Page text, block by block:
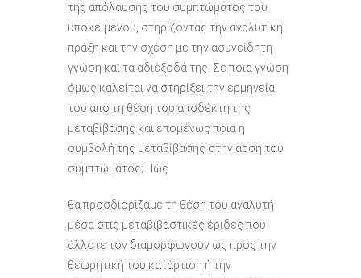
της απόλαυσης του συμπτώματος του
υποκειμένου, στηρίζοντας την αναλυτική
πράξη και την σχέση με την ασυνείδητη
γνώση και τα αδιέξοδά της. Σε ποια γνώση
όμως καλείται να στηρίξει την ερμηνεία
του από τη θέση του αποδέκτη της
μεταβίβασης και επομένως ποια η
συμβολή της μεταβίβασης στην άρση του
συμπτώματος; Πώς
θα προσδιορίζαμε τη θέση του αναλυτή
μέσα στις μεταβιβαστικές έριδες που
άλλοτε τον διαμορφώνουν ως προς την
θεωρητική του κατάρτιση ή την